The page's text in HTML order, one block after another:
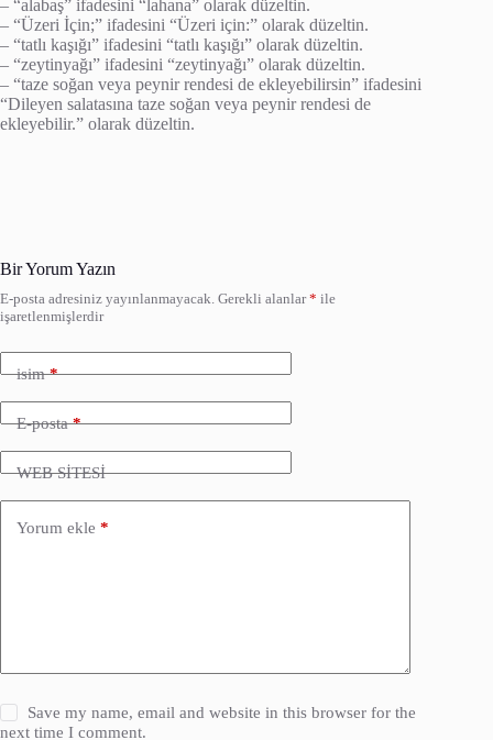
– “alabaş” ifadesini “lahana” olarak düzeltin.
– “Üzeri İçin;” ifadesini “Üzeri için:” olarak düzeltin.
– “tatlı kaşığı” ifadesini “tatlı kaşığı” olarak düzeltin.
– “zeytinyağı” ifadesini “zeytinyağı” olarak düzeltin.
– “taze soğan veya peynir rendesi de ekleyebilirsin” ifadesini
“Dileyen salatasına taze soğan veya peynir rendesi de
ekleyebilir.” olarak düzeltin.
Bir Yorum Yazın
E-posta adresiniz yayınlanmayacak. Gerekli alanlar* ile
işaretlenmişlerdir
isim*
E-posta*
WEB SİTESİ
Yorum ekle *
Save my name, email and website in this browser for the
next time I comment.